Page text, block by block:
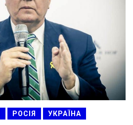
РОСІЯ УКРАЇНА